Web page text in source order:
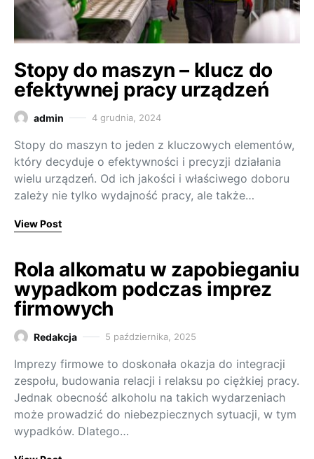
Stopy do maszyn – klucz do
efektywnej pracy urządzeń
admin 4 grudnia, 2024
Stopy do maszyn to jeden z kluczowych elementów,
który decyduje o efektywności i precyzji działania
wielu urządzeń. Od ich jakości i właściwego doboru
zależy nie tylko wydajność pracy, ale także…
View Post
Rola alkomatu w zapobieganiu
wypadkom podczas imprez
firmowych
Redakcja 5 października, 2025
Imprezy firmowe to doskonała okazja do integracji
zespołu, budowania relacji i relaksu po ciężkiej pracy.
Jednak obecność alkoholu na takich wydarzeniach
może prowadzić do niebezpiecznych sytuacji, w tym
wypadków. Dlatego…